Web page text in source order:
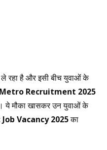
रहा है और इसी बीच युवाओं के
Recruitment 2025
ये मौका खासकर उन युवाओं के
Vacancy 2025का